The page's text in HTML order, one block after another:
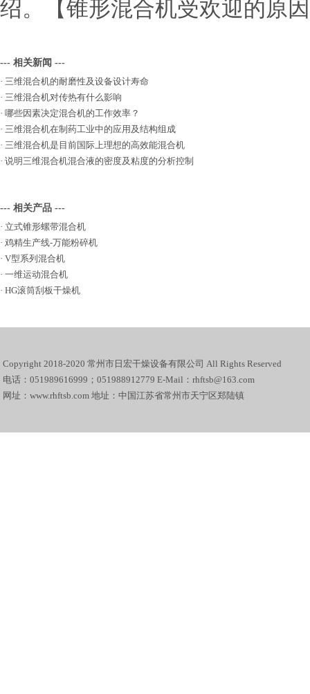
绍。【锥形混合机受欢迎的原
--- 相关新闻 ---
· 三维混合机的耐磨性及设备设计寿命
· 三维混合机对传热有什么影响
· 哪些因素决定混合机的工作效率？
· 三维混合机在制药工业中的应用及结构组成
· 三维混合机是目前国际上理想的高效能混合机
· 说明三维混合机混合液的密度及粘度的分析控制
--- 相关产品 ---
· 立式锥形螺带混合机
· 鸡精生产线-万能粉碎机
· V型系列混合机
· 一维运动混合机
· HG滚筒刮板干燥机
Copyright 2018-2020 常州市日宏干燥设备有限公司 All Rights Reserved
电话：051989616999；051988912779 E-Mail：rhftsb@163.com
网址：www.rhftsb.com 地址：中国江苏省常州市天宁区郑陆镇